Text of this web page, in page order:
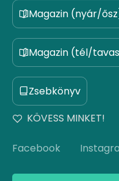
Magazin (nyár/
Magazin (tél/
Zsebkönyv
KÖVESS MINKET!
Facebook